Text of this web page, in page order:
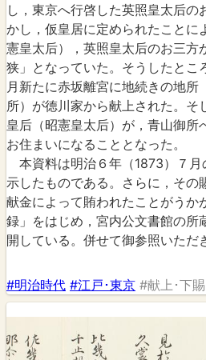
し，東京へ行啓した英照皇太后の
かし，仮皇居に定められたことに
憲皇太后），英照皇太后のお三方
狭」となっていた。そうしたとこ
月新たに赤坂離宮に地続きの地所
所）が徳川家から献上された。そ
皇后（昭憲皇太后）が，青山御所
お住まいになることとなった。
本資料は明治６年（1873）７
示したものである。さらに，その
献金によって賄われたことがうか
録」をはじめ，宮内公文書館の所
開している。併せて御参照いただ
#明治時代 #江戸･東京 #献上･下賜